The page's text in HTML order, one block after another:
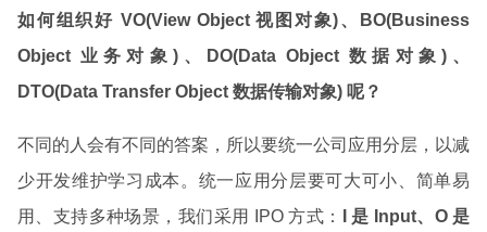
如何组织好 VO(View Object 视图对象)、BO(Business
Object 业务对象)、DO(Data Object 数据对象)、
DTO(Data Transfer Object 数据传输对象) 呢？
不同的人会有不同的答案，所以要统一公司应用分层，以减
少开发维护学习成本。统一应用分层要可大可小、简单易
用、支持多种场景，我们采用 IPO 方式：
I 是 Input、O 是